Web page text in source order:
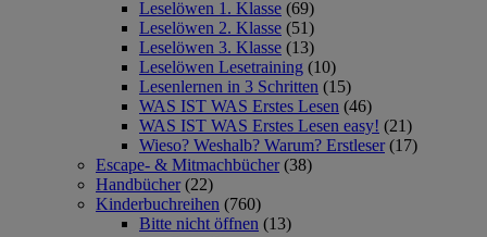
Leselöwen 1. Klasse (69)
Leselöwen 2. Klasse (51)
Leselöwen 3. Klasse (13)
Leselöwen Lesetraining (10)
Lesenlernen in 3 Schritten (15)
WAS IST WAS Erstes Lesen (46)
WAS IST WAS Erstes Lesen easy! (21)
Wieso? Weshalb? Warum? Erstleser (17)
Escape- & Mitmachbücher (38)
Handbücher (22)
Kinderbuchreihen (760)
Bitte nicht öffnen (13)